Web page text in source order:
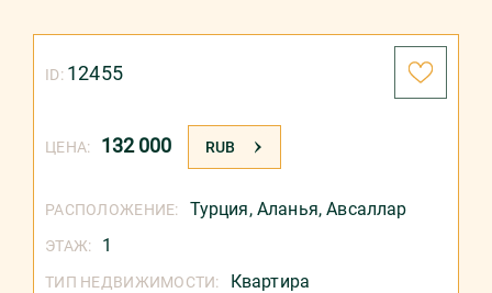
ЦЕНА: 132 000 RUB
ID: 12455
РАСПОЛОЖЕНИЕ: Турция, Аланья,Авсаллар
ЭТАЖ: 1
ТИП НЕДВИЖИМОСТИ: Квартира